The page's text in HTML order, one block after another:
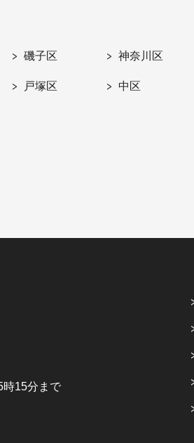
磯子区 神奈川区
戸塚区 中区
時15分まで